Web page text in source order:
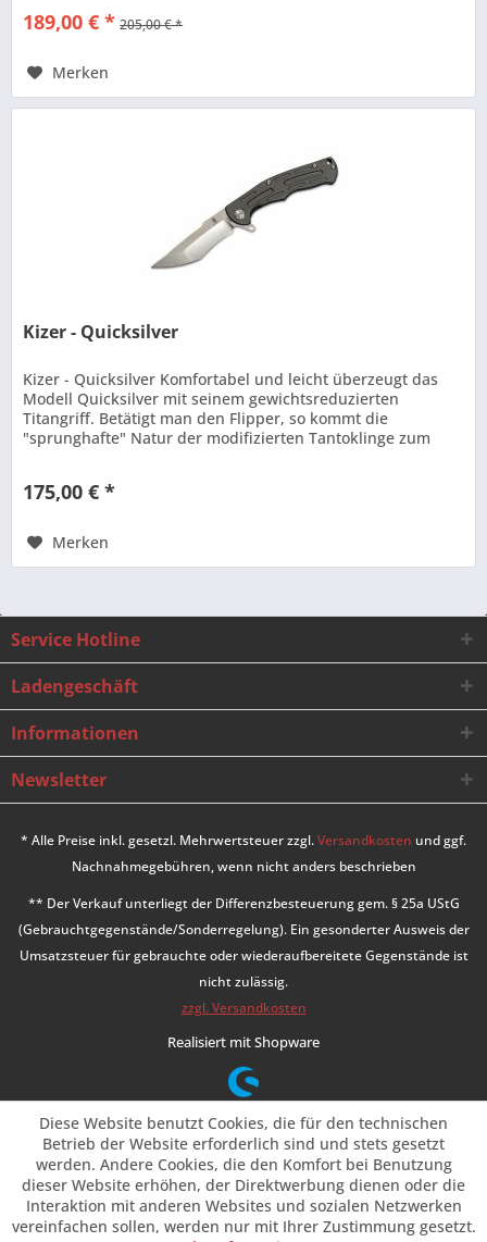
189,00 € * 205,00 € *
Merken
Kizer - Quicksilver
Kizer - Quicksilver Komfortabel und leicht überzeugt das
Modell Quicksilver mit seinem gewichtsreduzierten
Titangriff. Betätigt man den Flipper, so kommt die
"sprunghafte" Natur der modifizierten Tantoklinge zum
175,00 € *
Merken
Service Hotline
Ladengeschäft
Informationen
Newsletter
* Alle Preise inkl. gesetzl. Mehrwertsteuer zzgl.Versandkosten und ggf.
Nachnahmegebühren, wenn nicht anders beschrieben
** Der Verkauf unterliegt der Differenzbesteuerung gem. § 25a UStG
(Gebrauchtgegenstände/Sonderregelung). Ein gesonderter Ausweis der
Umsatzsteuer für gebrauchte oder wiederaufbereitete Gegenstände ist
nicht zulässig.
zzgl. Versandkosten
Realisiert mit Shopware
Diese Website benutzt Cookies, die für den technischen
Betrieb der Website erforderlich sind und stets gesetzt
werden. Andere Cookies, die den Komfort bei Benutzung
dieser Website erhöhen, der Direktwerbung dienen oder die
Interaktion mit anderen Websites und sozialen Netzwerken
vereinfachen sollen, werden nur mit Ihrer Zustimmung gesetzt.